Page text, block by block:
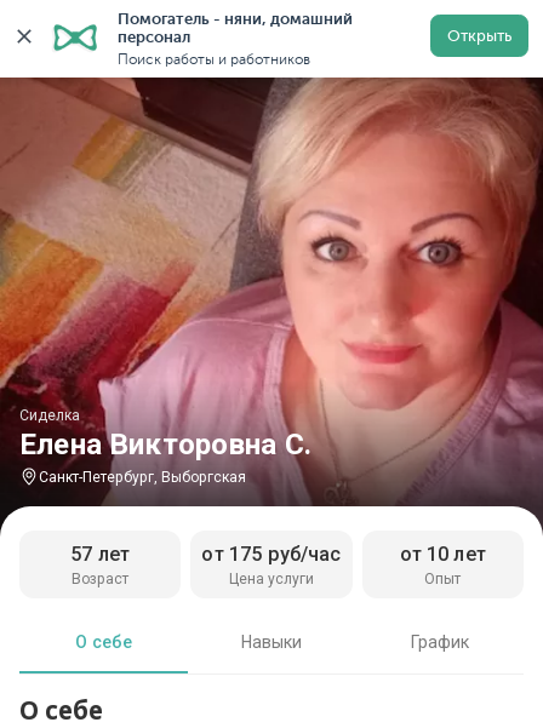
Помогатель - няни, домашний
персонал
Поиск работы и работников
Открыть
Главная Сиделки Сиделки в Санкт-Петербурге
Елена Викторовна С.
Сиделка
Санкт-Петербург, Выборгская
Возраст
57 лет
Цена услуги
от 175 руб/час
Опыт
от 10 лет
О себе Навыки График
О себе